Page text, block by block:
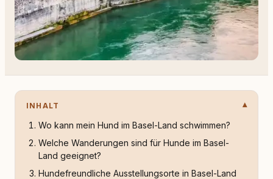
INHALT
Wo kann mein Hund im Basel-Land schwimmen?
Welche Wanderungen sind für Hunde im Basel-
Land geeignet?
Hundefreundliche Ausstellungsorte in Basel-Land